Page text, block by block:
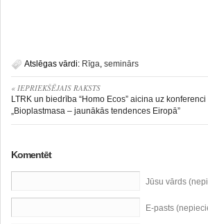
Atslēgas vārdi: Rīga, seminārs
« IEPRIEKŠĒJAIS RAKSTS
LTRK un biedrība “Homo Ecos” aicina uz konferenci
„Bioplastmasa – jaunākās tendences Eiropā”
Komentēt
Jūsu vārds
E-pasts